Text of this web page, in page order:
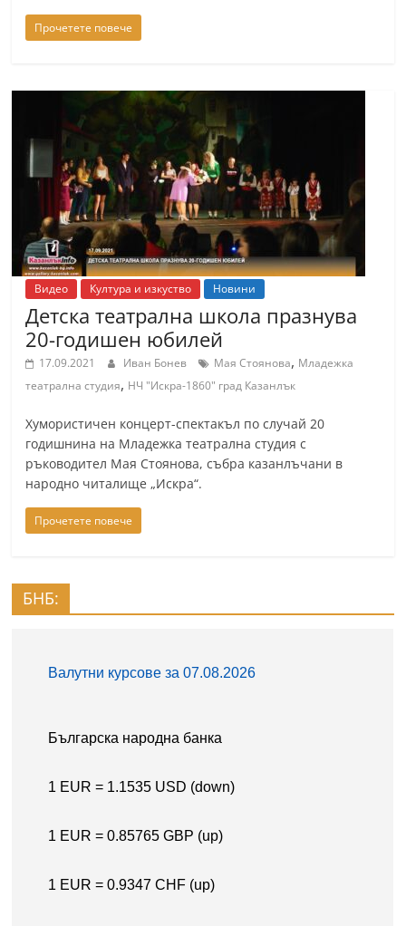
c
Прочетете повече
Видео Култура и изкуство Новини
Детска театрална школа празнува
20-годишен юбилей
17.09.2021 Иван Бонев Мая Стоянова, Младежка
театрална студия, НЧ "Искра-1860" град Казанлък
Хумористичен концерт-спектакъл по случай 20
годишнина на Младежка театрална студия с
ръководител Мая Стоянова, събра казанлъчани в
народно читалище „Искра“.
Прочетете повече
БНБ: